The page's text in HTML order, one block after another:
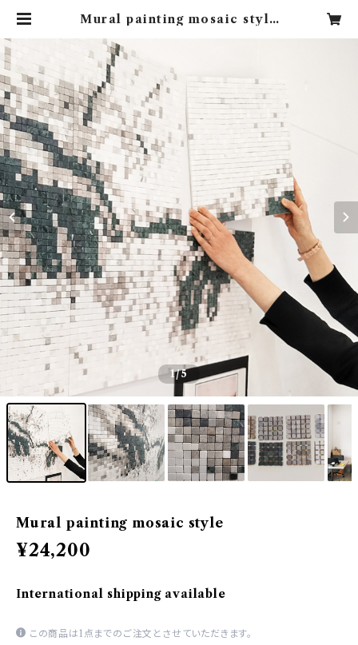
Mural painting mosaic style
1/5
Mural painting mosaic style
¥24,200
International shipping available
この商品は1点までのご注文とさせていただきます。